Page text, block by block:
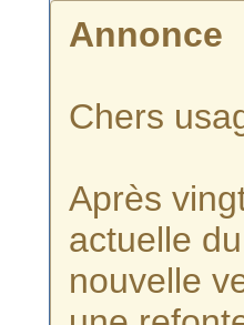
Annonce
Chers
Après
actuelle
nouvelle